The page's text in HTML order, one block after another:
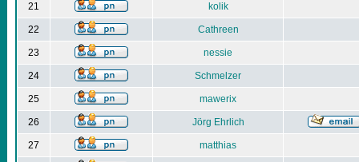
21 kolik
22 Cathreen
23 nessie
24 Schmelzer
25 mawerix
26 Jörg Ehrlich
27 matthias